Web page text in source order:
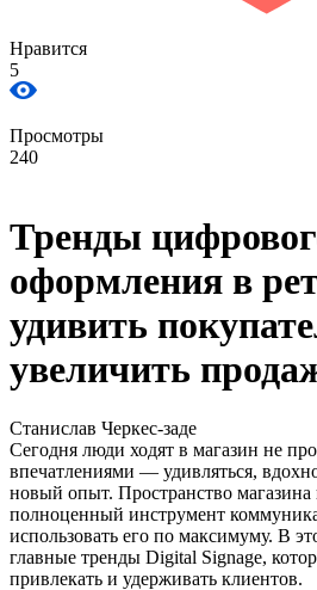
Нравится
5
Просмотры
240
Тренды
оформления в
удивить
увеличить
Станислав Черкес-заде
Сегодня люди ходят в магазин не
впечатлениями — удивляться,
новый опыт. Пространство магазина
полноценный инструмент
использовать его по максимуму. В
главные тренды Digital Signage,
привлекать и удерживать клиентов.